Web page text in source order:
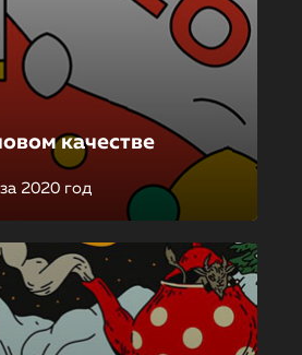
качестве
2020 год